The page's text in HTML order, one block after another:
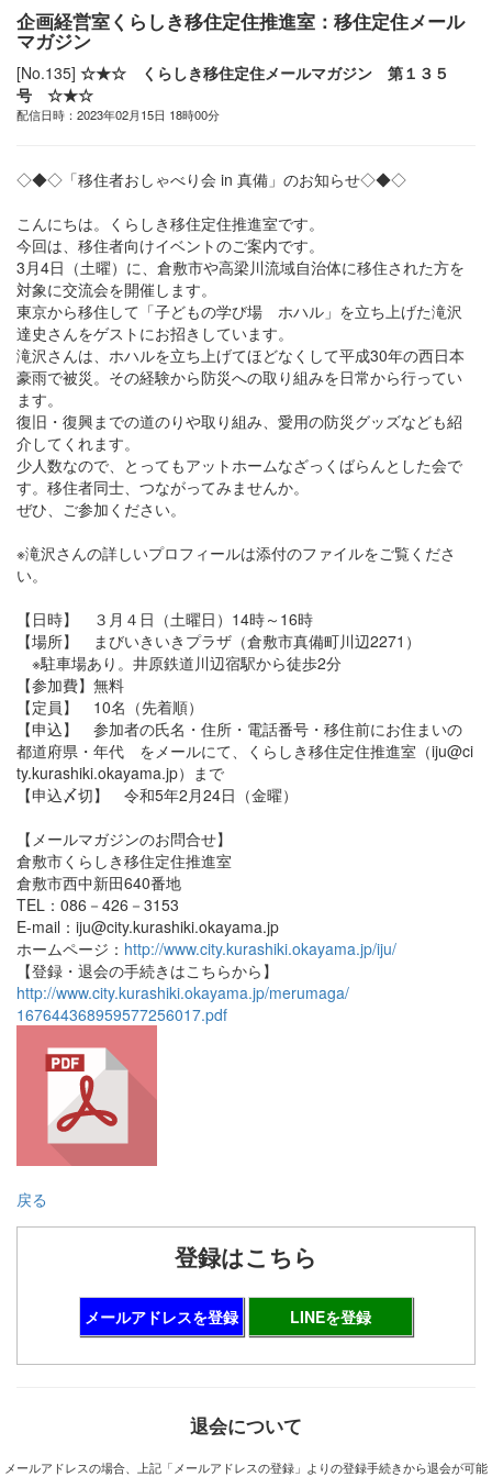
企画経営室くらしき移住定住推進室：移住定住メール
マガジン
[No.135] ☆★☆ くらしき移住定住メールマガジン 第１３５
号 ☆★☆
配信日時：2023年02月15日 18時00分
◇◆◇「移住者おしゃべり会 in 真備」のお知らせ◇◆◇
こんにちは。くらしき移住定住推進室です。
今回は、移住者向けイベントのご案内です。
3月4日（土曜）に、倉敷市や高梁川流域自治体に移住された方を
対象に交流会を開催します。
東京から移住して「子どもの学び場 ホハル」を立ち上げた滝沢
達史さんをゲストにお招きしています。
滝沢さんは、ホハルを立ち上げてほどなくして平成30年の西日本
豪雨で被災。その経験から防災への取り組みを日常から行ってい
ます。
復旧・復興までの道のりや取り組み、愛用の防災グッズなども紹
介してくれます。
少人数なので、とってもアットホームなざっくばらんとした会で
す。移住者同士、つながってみませんか。
ぜひ、ご参加ください。
※滝沢さんの詳しいプロフィールは添付のファイルをご覧くださ
い。
【日時】 ３月４日（土曜日）14時～16時
【場所】 まびいきいきプラザ（倉敷市真備町川辺2271）
※駐車場あり。井原鉄道川辺宿駅から徒歩2分
【参加費】無料
【定員】 10名（先着順）
【申込】 参加者の氏名・住所・電話番号・移住前にお住まいの
都道府県・年代 をメールにて、くらしき移住定住推進室（iju@ci
ty.kurashiki.okayama.jp）まで
【申込〆切】 令和5年2月24日（金曜）
【メールマガジンのお問合せ】
倉敷市くらしき移住定住推進室
倉敷市西中新田640番地
TEL：086－426－3153
E-mail：iju@city.kurashiki.okayama.jp
ホームページ： http://www.city.kurashiki.okayama.jp/iju/
【登録・退会の手続きはこちらから】
http://www.city.kurashiki.okayama.jp/merumaga/
167644368959577256017.pdf
戻る
登録はこちら
メールアドレスを登録 LINEを登録
退会について
メールアドレスの場合、上記「メールアドレスの登録」よりの登録手続きから退会が可能